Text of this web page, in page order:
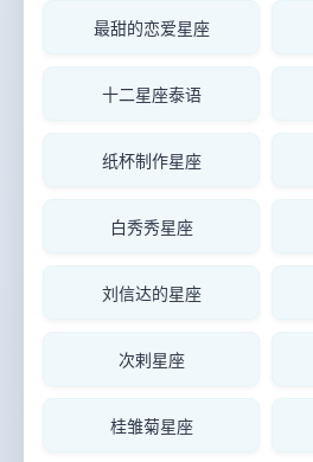
最甜的恋爱星座
十二星座泰语
纸杯制作星座
白秀秀星座
刘信达的星座
次剌星座
桂雏菊星座